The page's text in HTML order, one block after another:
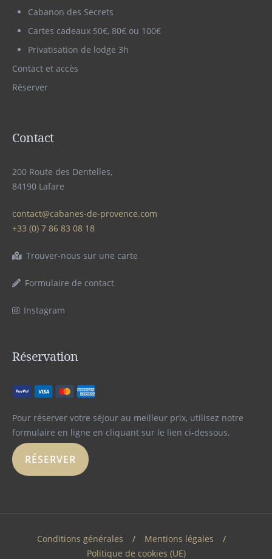
Cabanon des Secrets
Cartes cadeaux 50€, 80€ ou 100€
Privatisation de lodge 3h
Contact et accès
Réserver
Contact
200 Route des Dentelles,
84190 Lafare
contact@cabanes-de-provence.com
+33 (0) 7 86 83 08 18
Trouver-nous sur une carte
Formulaire de contact
Instagram
Réservation
Pour réserver votre séjour au meilleur prix, utilisez notre
formulaire en ligne en cliquant sur le lien ci-dessous.
RÉSERVER
Conditions générales
Mentions légales
Politique de cookies (UE)